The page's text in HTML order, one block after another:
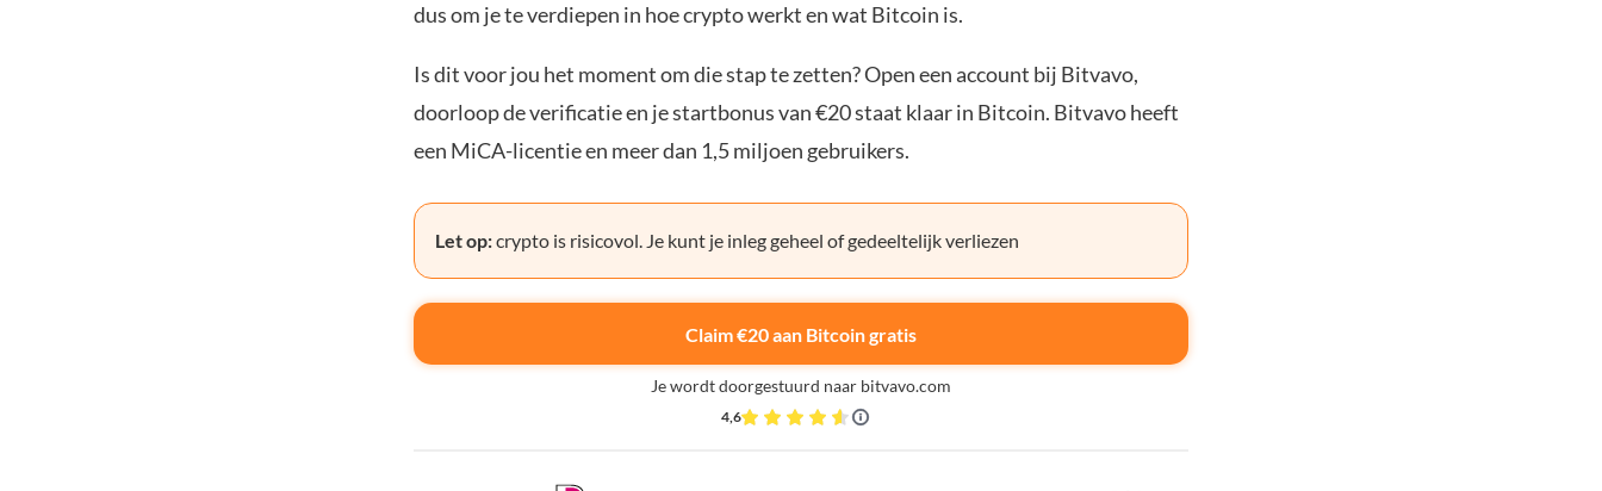
dus om je te verdiepen in hoe crypto werkt en wat Bitcoin is.
Is dit voor jou het moment om die stap te zetten? Open een account bij Bitvavo,
doorloop de verificatie en je startbonus van €20 staat klaar in Bitcoin. Bitvavo heeft
een MiCA-licentie en meer dan 1,5 miljoen gebruikers.
Let op:crypto is risicovol. Je kunt je inleg geheel of gedeeltelijk verliezen
Claim €20 aan Bitcoin gratis
Je wordt doorgestuurd naar bitvavo.com
4,6